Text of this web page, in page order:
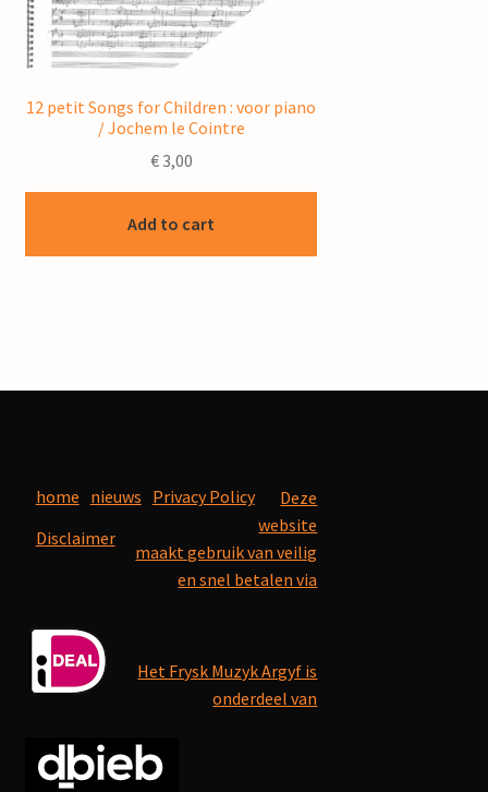
12 petit Songs for Children : voor piano
/ Jochem le Cointre
€3,00
Add to cart
home nieuws Privacy Policy
Disclaimer
Deze
website
maakt gebruik van veilig
en snel betalen via
Het Frysk Muzyk Argyf is
onderdeel van